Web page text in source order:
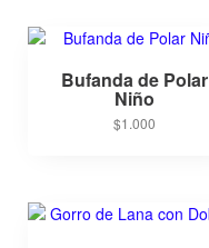
Bufanda de Polar
Niño
$1.000